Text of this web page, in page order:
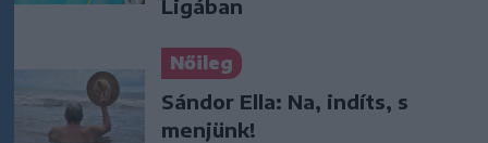
Ligában
Nőileg
Sándor Ella: Na, indíts, s
menjünk!